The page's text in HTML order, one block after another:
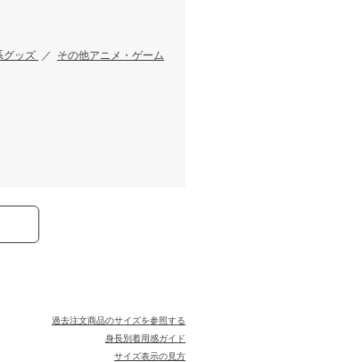
グッズ ／ その他アニメ・ゲーム
過去注文商品のサイズを参照する
身長別着用感ガイド
サイズ表示の見方